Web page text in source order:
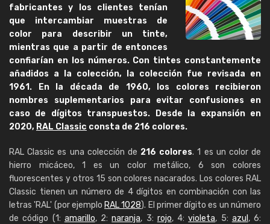
fabricantes y los clientes tenían
que intercambiar muestras de
color para describir un tinte,
mientras que a partir de entonces
confiarían en los números. Con tintes constantemente
añadidos a la colección, la colección fue revisada en
1961. En la década de 1960, los colores recibieron
nombres suplementarios para evitar confusiones en
caso de dígitos transpuestos. Desde la expansión en
2020, RAL Classic consta de 216 colores.
RAL Classic es una colección de 216 colores. 1 es un color de
hierro micáceo, 1 es un color metálico, 6 son colores
fluorescentes y otros 15 son colores nacarados. Los colores RAL
Classic tienen un número de 4 dígitos en combinación con las
letras 'RAL' (por ejemplo RAL 1028). El primer dígito es un número
de código (1: amarillo, 2:naranja, 3: rojo, 4:violeta, 5: azul , 6: